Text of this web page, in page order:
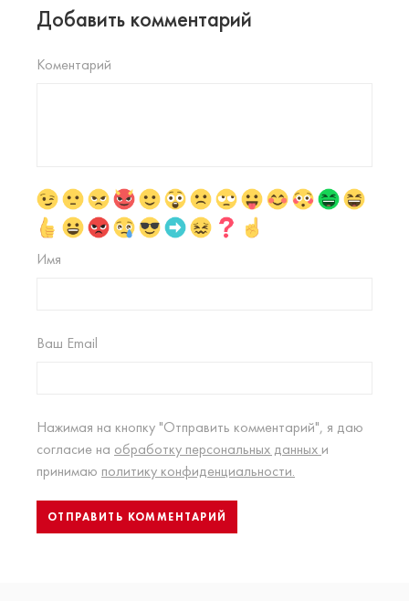
Добавить комментарий
Коментарий
Имя
Ваш Email
Нажимая на кнопку "Отправить комментарий", я даю
согласие на обработку персональных данных и
принимаю политику конфиденциальности.